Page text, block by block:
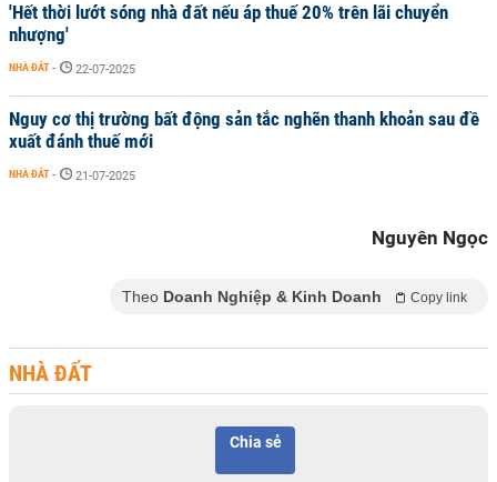
'Hết thời lướt sóng nhà đất nếu áp thuế 20% trên lãi chuyển
nhượng'
NHÀ ĐẤT - 22-07-2025
Nguy cơ thị trường bất động sản tắc nghẽn thanh khoản sau đề
xuất đánh thuế mới
NHÀ ĐẤT - 21-07-2025
Nguyên Ngọc
Theo Doanh Nghiệp & Kinh Doanh Copy link
NHÀ ĐẤT
Chia sẻ